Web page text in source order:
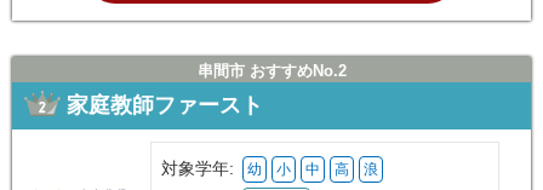
串間市 おすすめNo.2
家庭教師ファースト
対象学年: 幼 小 中 高 浪